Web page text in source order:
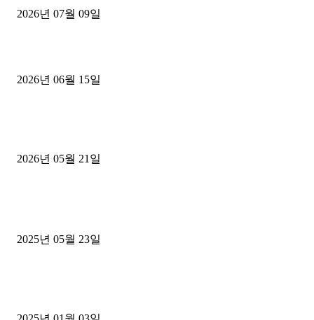
2026년 07월 09일
2026년 06월 15일
2026년 05월 21일
2025년 05월 23일